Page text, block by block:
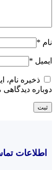
نام *
ایمیل *
ذخیره نام،
دوباره
اطلاعات